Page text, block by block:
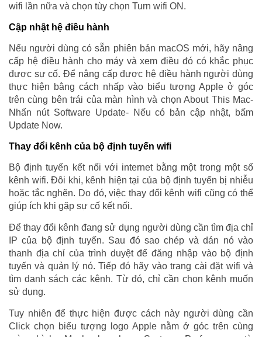
wifi lần nữa và chọn tùy chọn Turn wifi ON.
Cập nhật hệ điều hành
Nếu người dùng có sẵn phiên bản macOS mới, hãy nâng
cấp hệ điều hành cho máy và xem điều đó có khắc phục
được sự cố. Để nâng cấp được hệ điều hành người dùng
thực hiện bằng cách nhấp vào biểu tượng Apple ở góc
trên cùng bên trái của màn hình và chọn About This Mac-
Nhấn nút Software Update- Nếu có bản cập nhật, bấm
Update Now.
Thay đổi kênh của bộ định tuyến wifi
Bộ định tuyến kết nối với internet bằng một trong một số
kênh wifi. Đôi khi, kênh hiện tại của bộ định tuyến bị nhiễu
hoặc tắc nghẽn. Do đó, việc thay đổi kênh wifi cũng có thể
giúp ích khi gặp sự cố kết nối.
Để thay đổi kênh đang sử dụng người dùng cần tìm địa chỉ
IP của bộ định tuyến. Sau đó sao chép và dán nó vào
thanh địa chỉ của trình duyệt để đăng nhập vào bộ định
tuyến và quản lý nó. Tiếp đó hãy vào trang cài đặt wifi và
tìm danh sách các kênh. Từ đó, chỉ cần chọn kênh muốn
sử dụng.
Tuy nhiên để thực hiện được cách này người dùng cần
Click chọn biểu tượng logo Apple nằm ở góc trên cùng